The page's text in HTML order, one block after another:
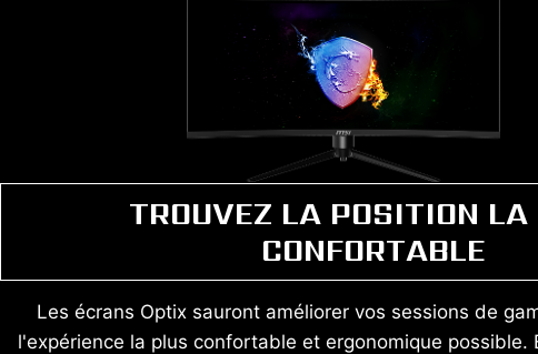
TROUVEZ LA POSITION LA
CONFORTABLE
Les écrans Optix sauront améliorer vos sessions de
l'expérience la plus confortable et ergonomique possible.